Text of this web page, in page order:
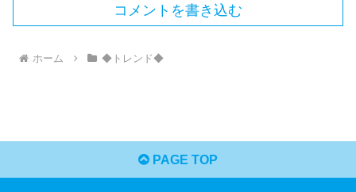
コメントを書き込む
ホーム ◆トレンド◆
PAGE TOP